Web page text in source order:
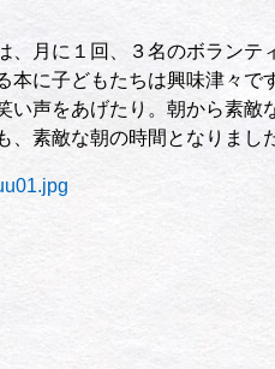
月に１回、３名のボランテ
本に子どもたちは興味津々
い声をあげたり。朝から素
、素敵な朝の時間となりまし